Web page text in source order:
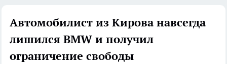
Автомобилист из Кирова навсегда
лишился BMW и получил
ограничение свободы